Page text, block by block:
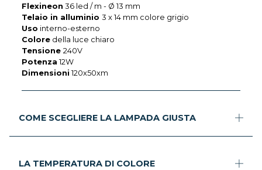
Flexineon 36 led / m - Ø 13 mm
Telaio in alluminio3 x 14 mm colore grigio
Uso interno-esterno
Colore della luce chiaro
Tensione240V
Potenza 12W
Dimensioni 120x50xm
COME SCEGLIERE LA LAMPADA GIUSTA
LA TEMPERATURA DI COLORE